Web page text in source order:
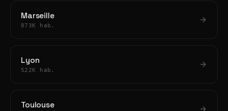
Marseille
873K hab.
Lyon
522K hab.
Toulouse